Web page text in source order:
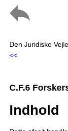
Den Juridiske
<<
C.F.6
Indhold